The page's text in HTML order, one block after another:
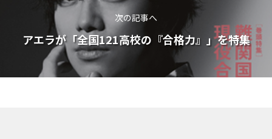
次の記事へ
アエラが「全国121高校の『合格力』」を特集